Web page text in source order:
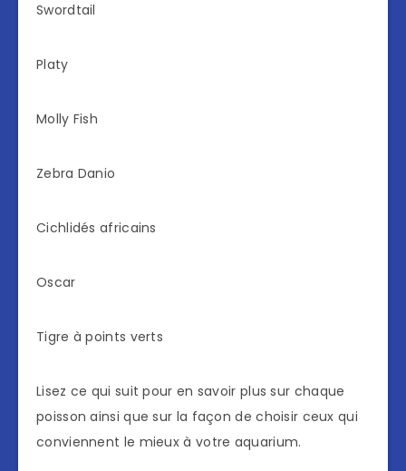
Swordtail
Platy
Molly Fish
Zebra Danio
Cichlidés africains
Oscar
Tigre à points verts
Lisez ce qui suit pour en savoir plus sur chaque
poisson ainsi que sur la façon de choisir ceux qui
conviennent le mieux à votre aquarium.